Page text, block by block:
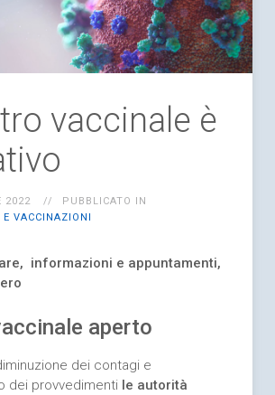
vaccinale è
2022
PUBBLICATO IN
E VACCINAZIONI
informazioni e appuntamenti,
aperto
dei contagi e
dei provvedimenti le autorità